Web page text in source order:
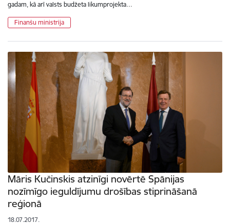
gadam, kā arī valsts budžeta likumprojekta…
Finanšu ministrija
Māris Kučinskis atzinīgi novērtē Spānijas
nozīmīgo ieguldījumu drošības stiprināšanā
reģionā
18.07.2017.